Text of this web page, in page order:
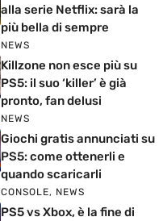
alla serie Netflix: sarà la
più bella di sempre
NEWS
Killzone non esce più su
PS5: il suo ‘killer’ è già
pronto, fan delusi
NEWS
Giochi gratis annunciati su
PS5: come ottenerli e
quando scaricarli
CONSOLE, NEWS
PS5 vs Xbox, è la fine di